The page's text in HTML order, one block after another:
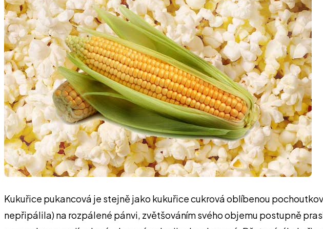
Kukuřice pukancová je stejně jako kukuřice cukrová oblíbenou
nepřipálila) na rozpálené pánvi, zvětšováním svého objemu postupně